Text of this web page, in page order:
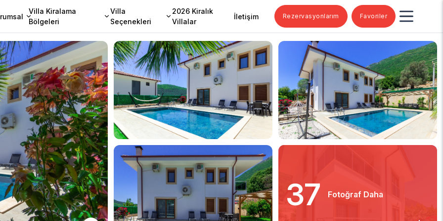
Villa Kiralama
Bölgeleri
Villa
Seçenekleri
2026 Kiralık
Villalar
İletişim Rezervasyonlarım Favoriler
37 Fotoğraf Daha